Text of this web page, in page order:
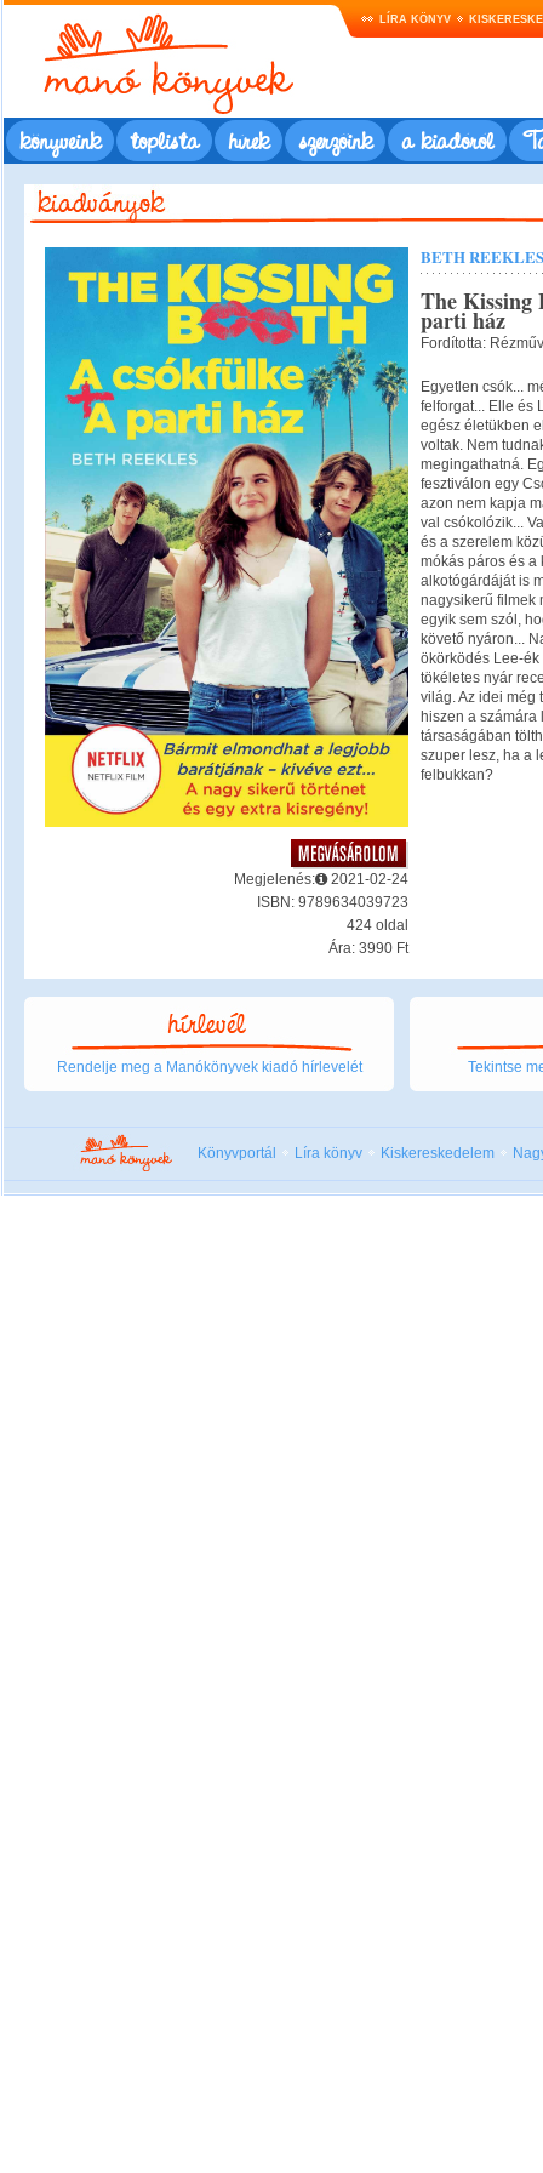
LÍRA KÖNYV
könyveink toplista hírek szerzőink a kiadóról
Megjelenés:
2021-02-24
ISBN: 9789634039723
424 oldal
Ára: 3990 Ft
BETH REEKLES
The Kissing
parti ház
Fordította:
Egyetlen csók...
felforgat... Elle és
egész életükben
voltak. Nem
megingathatná.
fesztiválon egy
azon nem kapja
val csókolózik...
és a szerelem
mókás páros és a
alkotógárdáját is
nagysikerű filmek
egyik sem szól,
követő nyáron...
ökörködés Lee-
tökéletes nyár
világ. Az idei még
hiszen a
társaságában
szuper lesz, ha a
felbukkan?
Rendelje meg a Manókönyvek kiadó hírlevelét Tekintse
Könyvportál Líra könyv Kiskereskedelem